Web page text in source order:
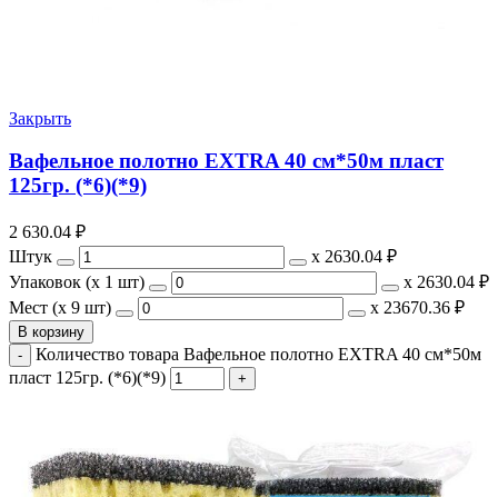
Закрыть
Вафельное полотно EXTRA 40 см*50м пласт
125гр. (*6)(*9)
2 630.04 ₽
Штук
х 2630.04 ₽
Упаковок (x 1 шт)
х 2630.04 ₽
Мест (x 9 шт)
х 23670.36 ₽
В корзину
Количество товара Вафельное полотно EXTRA 40 см*50м
пласт 125гр. (*6)(*9)